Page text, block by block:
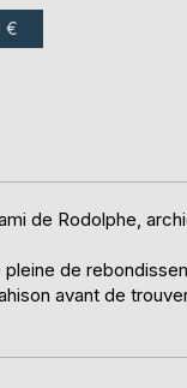
€
de Rodolphe,
de
avant de